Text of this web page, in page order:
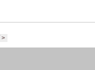
>